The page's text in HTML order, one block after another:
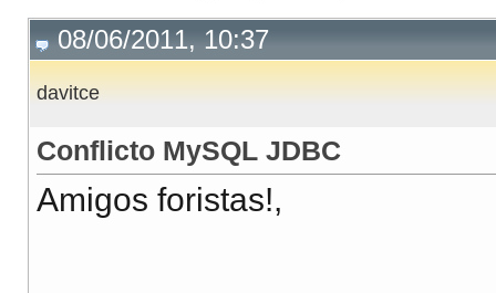
08/06/2011, 10:37
davitce
Conflicto MySQL JDBC
Amigos foristas!,